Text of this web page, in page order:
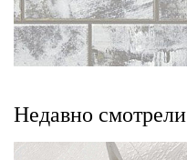
Недавно смотрели